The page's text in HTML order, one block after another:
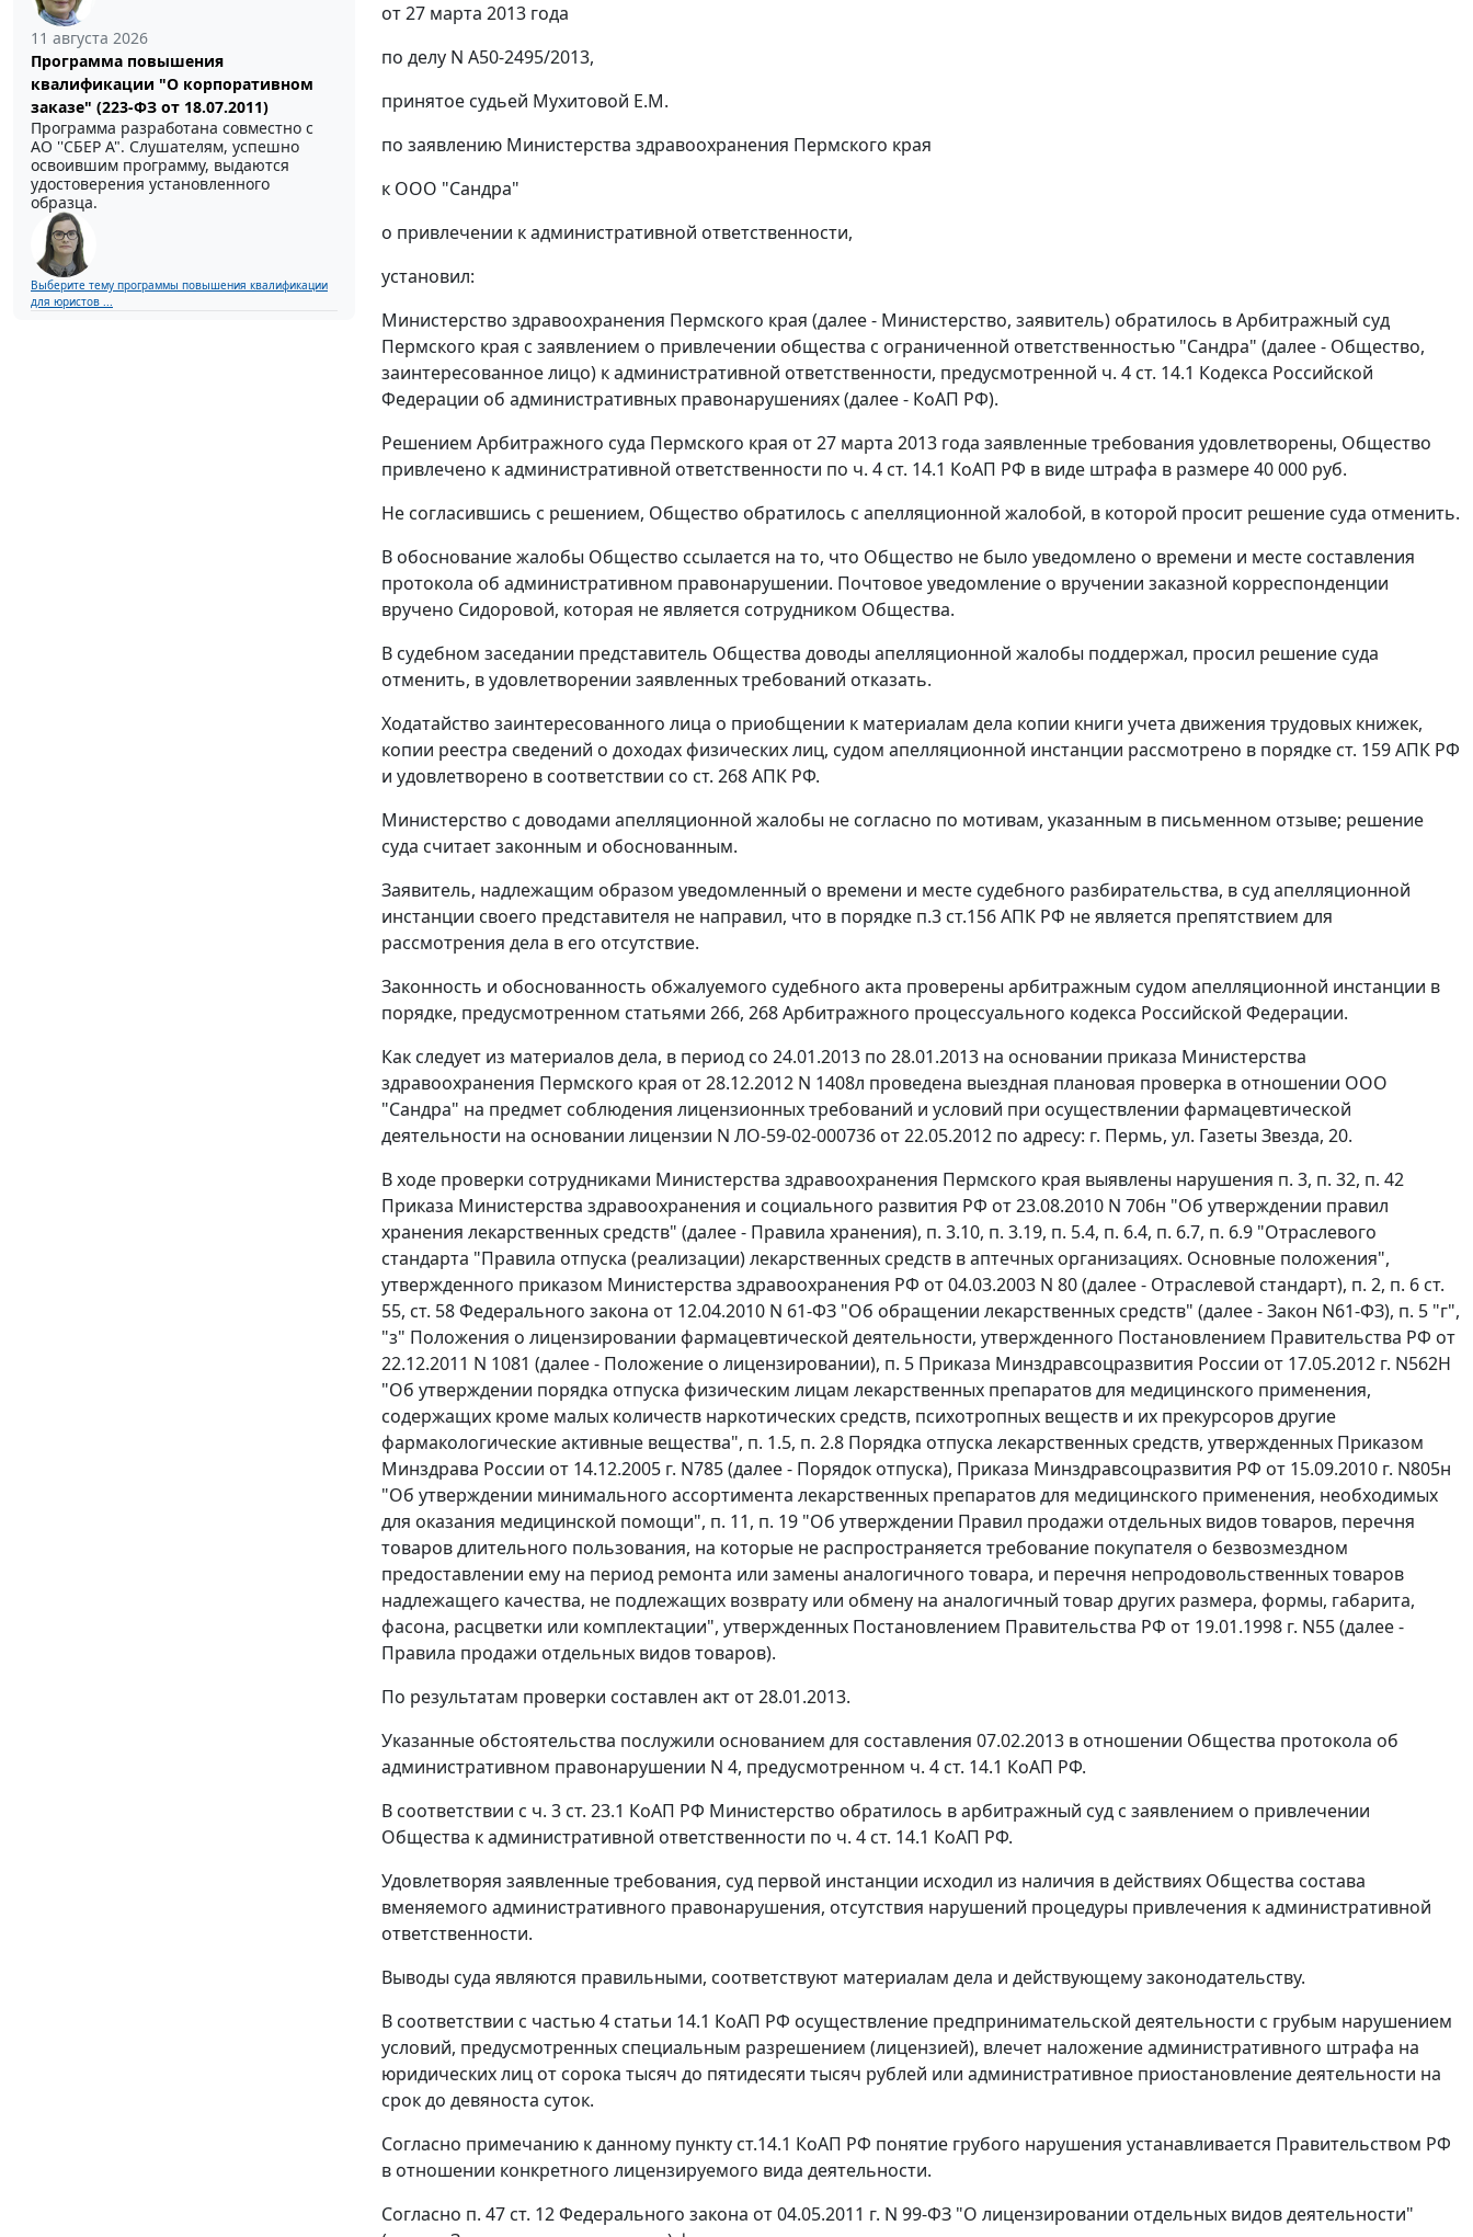
11 августа 2026
Программа повышения
квалификации "О корпоративном
заказе" (223-ФЗ от 18.07.2011)
Программа разработана совместно с
АО ''СБЕР А". Слушателям, успешно
освоившим программу, выдаются
удостоверения установленного
образца.
Выберите тему программы повышения квалификации
для юристов ...
от 27 марта 2013 года
по делу N А50-2495/2013,
принятое судьей Мухитовой Е.М.
по заявлению Министерства здравоохранения Пермского края
к ООО "Сандра"
о привлечении к административной ответственности,
установил:
Министерство здравоохранения Пермского края (далее - Министерство, заявитель) обратилось в Арбитражный суд
Пермского края с заявлением о привлечении общества с ограниченной ответственностью "Сандра" (далее - Общество,
заинтересованное лицо) к административной ответственности, предусмотренной ч. 4 ст. 14.1 Кодекса Российской
Федерации об административных правонарушениях (далее - КоАП РФ).
Решением Арбитражного суда Пермского края от 27 марта 2013 года заявленные требования удовлетворены, Общество
привлечено к административной ответственности по ч. 4 ст. 14.1 КоАП РФ в виде штрафа в размере 40 000 руб.
Не согласившись с решением, Общество обратилось с апелляционной жалобой, в которой просит решение суда отменить.
В обоснование жалобы Общество ссылается на то, что Общество не было уведомлено о времени и месте составления
протокола об административном правонарушении. Почтовое уведомление о вручении заказной корреспонденции
вручено Сидоровой, которая не является сотрудником Общества.
В судебном заседании представитель Общества доводы апелляционной жалобы поддержал, просил решение суда
отменить, в удовлетворении заявленных требований отказать.
Ходатайство заинтересованного лица о приобщении к материалам дела копии книги учета движения трудовых книжек,
копии реестра сведений о доходах физических лиц, судом апелляционной инстанции рассмотрено в порядке ст. 159АПК РФ
и удовлетворено в соответствии со ст. 268АПК РФ.
Министерство с доводами апелляционной жалобы не согласно по мотивам, указанным в письменном отзыве; решение
суда считает законным и обоснованным.
Заявитель, надлежащим образом уведомленный о времени и месте судебного разбирательства, в суд апелляционной
инстанции своего представителя не направил, что в порядке п.3 ст.156АПК РФ не является препятствием для
рассмотрения дела в его отсутствие.
Законность и обоснованность обжалуемого судебного акта проверены арбитражным судом апелляционной инстанции в
порядке, предусмотренном статьями 266, 268Арбитражного процессуального кодекса Российской Федерации.
Как следует из материалов дела, в период со 24.01.2013 по 28.01.2013 на основании приказа Министерства
здравоохранения Пермского края от 28.12.2012 N 1408л проведена выездная плановая проверка в отношении ООО
"Сандра" на предмет соблюдения лицензионных требований и условий при осуществлении фармацевтической
деятельности на основании лицензии N ЛО-59-02-000736 от 22.05.2012 по адресу: г. Пермь, ул. Газеты Звезда, 20.
В ходе проверки сотрудниками Министерства здравоохранения Пермского края выявлены нарушения п. 3, п. 32, п. 42
Приказа Министерства здравоохранения и социального развития РФ от 23.08.2010 N 706н "Об утверждении правил
хранения лекарственных средств" (далее - Правила хранения), п. 3.10, п. 3.19, п. 5.4, п. 6.4, п. 6.7, п. 6.9 "Отраслевого
стандарта "Правила отпуска (реализации) лекарственных средств в аптечных организациях. Основные положения",
утвержденного приказом Министерства здравоохранения РФ от 04.03.2003 N 80 (далее - Отраслевой стандарт), п. 2, п. 6 ст.
55, ст. 58Федерального закона от 12.04.2010 N 61-ФЗ "Об обращении лекарственных средств" (далее - Закон N61-ФЗ), п. 5 "г",
"з" Положения о лицензировании фармацевтической деятельности, утвержденного Постановлением Правительства РФ от
22.12.2011 N 1081 (далее - Положение о лицензировании), п. 5 Приказа Минздравсоцразвития России от 17.05.2012 г. N562Н
"Об утверждении порядка отпуска физическим лицам лекарственных препаратов для медицинского применения,
содержащих кроме малых количеств наркотических средств, психотропных веществ и их прекурсоров другие
фармакологические активные вещества", п. 1.5, п. 2.8 Порядка отпуска лекарственных средств, утвержденных Приказом
Минздрава России от 14.12.2005 г. N785 (далее - Порядок отпуска), Приказа Минздравсоцразвития РФ от 15.09.2010 г. N805н
"Об утверждении минимального ассортимента лекарственных препаратов для медицинского применения, необходимых
для оказания медицинской помощи", п. 11, п. 19 "Об утверждении Правил продажи отдельных видов товаров, перечня
товаров длительного пользования, на которые не распространяется требование покупателя о безвозмездном
предоставлении ему на период ремонта или замены аналогичного товара, и перечня непродовольственных товаров
надлежащего качества, не подлежащих возврату или обмену на аналогичный товар других размера, формы, габарита,
фасона, расцветки или комплектации", утвержденных Постановлением Правительства РФ от 19.01.1998 г. N55 (далее -
Правила продажи отдельных видов товаров).
По результатам проверки составлен акт от 28.01.2013.
Указанные обстоятельства послужили основанием для составления 07.02.2013 в отношении Общества протокола об
административном правонарушении N 4, предусмотренном ч. 4 ст. 14.1 КоАП РФ.
В соответствии с ч. 3 ст. 23.1 КоАП РФ Министерство обратилось в арбитражный суд с заявлением о привлечении
Общества к административной ответственности по ч. 4 ст. 14.1 КоАП РФ.
Удовлетворяя заявленные требования, суд первой инстанции исходил из наличия в действиях Общества состава
вменяемого административного правонарушения, отсутствия нарушений процедуры привлечения к административной
ответственности.
Выводы суда являются правильными, соответствуют материалам дела и действующему законодательству.
В соответствии с частью 4 статьи 14.1 КоАП РФ осуществление предпринимательской деятельности с грубым нарушением
условий, предусмотренных специальным разрешением (лицензией), влечет наложение административного штрафа на
юридических лиц от сорока тысяч до пятидесяти тысяч рублей или административное приостановление деятельности на
срок до девяноста суток.
Согласно примечанию к данному пункту ст.14.1 КоАП РФ понятие грубого нарушения устанавливается Правительством РФ
в отношении конкретного лицензируемого вида деятельности.
Согласно п. 47 ст. 12Федерального закона от 04.05.2011 г. N 99-ФЗ "О лицензировании отдельных видов деятельности"